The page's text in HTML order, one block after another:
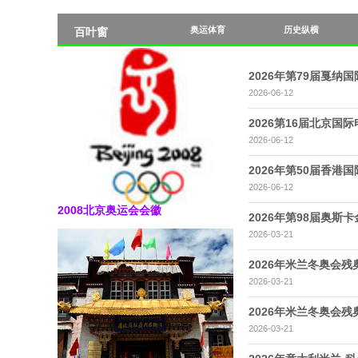
奥运体育 历史纵横
百叶窗
2026年第79届戛纳国
2026-06-12
2026第16届北京国际
2026-06-12
2026年第50届香港国
2026-06-12
2026年第98届奥斯卡
2026-03-21
2026年米兰冬奥会残
2026-03-21
2026年米兰冬奥会残
2026-03-21
2008北京奥运会会徽